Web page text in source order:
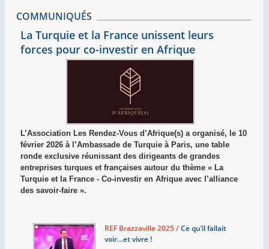
COMMUNIQUÉS
La Turquie et la France unissent leurs
forces pour co-investir en Afrique
L’Association Les Rendez-Vous d’Afrique(s) a organisé, le 10
février 2026 à l’Ambassade de Turquie à Paris, une table
ronde exclusive réunissant des dirigeants de grandes
entreprises turques et françaises autour du thème « La
Turquie et la France - Co-investir en Afrique avec l’alliance
des savoir-faire ».
REF Brazzaville 2025 /Ce qu’il fallait
voir…et vivre!